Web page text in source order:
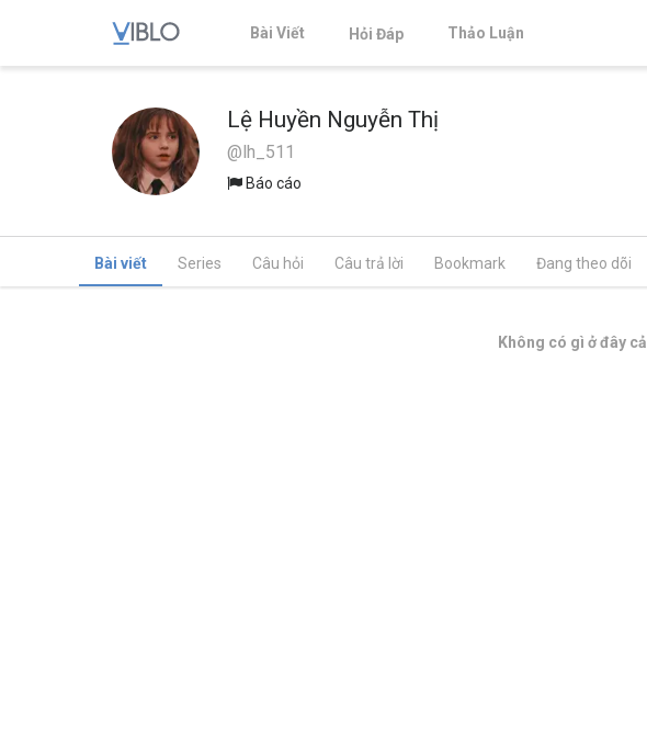
Bài Viết Hỏi Đáp Thảo Luận
Lệ Huyền Nguyễn Thị
@lh_511
Báo cáo
Bài viết Series Câu hỏi Câu trả lời Bookmark Đang theo dõi
Không có gì ở đây cả